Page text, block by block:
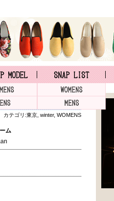
カテゴリ:東京 winter, WOMENS
ム